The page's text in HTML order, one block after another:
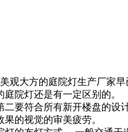
大方的庭院灯生产厂家
院灯还是有一定区别的。
要符合所有新开楼盘的设
的视觉的审美疲劳。